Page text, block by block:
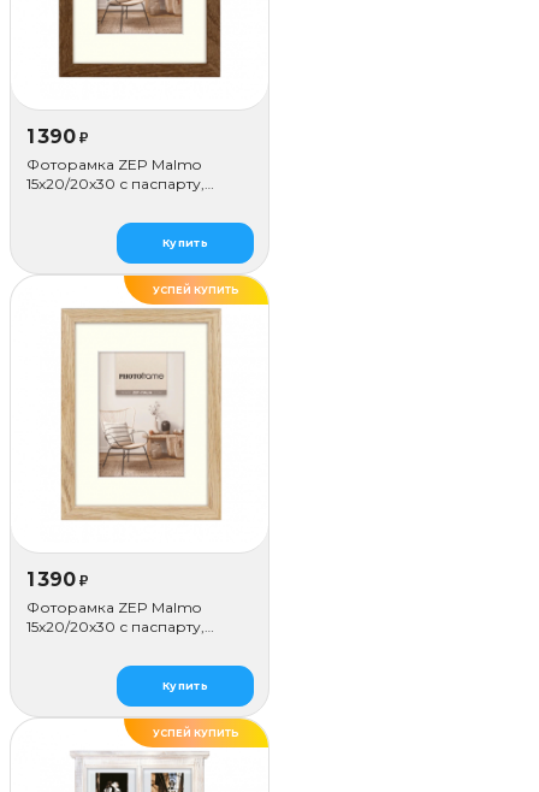
1 390 ₽
Фоторамка ZEP Malmo
15х20/20х30 с паспарту,
Купить
УСПЕЙ КУПИТЬ
1 390 ₽
Фоторамка ZEP Malmo
15х20/20х30 с паспарту,
Купить
УСПЕЙ КУПИТЬ